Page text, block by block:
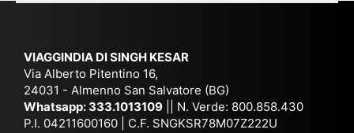
e
e
co
n
via
ag
en
zia
Ne
n,
Sri
Va
VIAGGINDIA DI SINGH KESAR
Via Alberto Pitentino 16,
24031 - Almenno San Salvatore (BG)
Whatsapp: 333.1013109 || N. Verde: 800.858.430
P.I. 04211600160 | C.F. SNGKSR78M07Z222U